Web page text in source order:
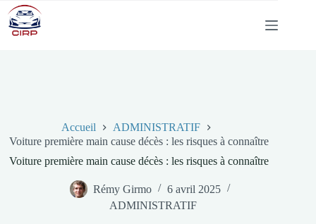
Passer
au
contenu
Accueil
ADMINISTRATIF
Voiture première main cause décès : les risques à connaître
Voiture première main cause décès : les risques à connaître
Rémy Girmo
6 avril 2025
ADMINISTRATIF